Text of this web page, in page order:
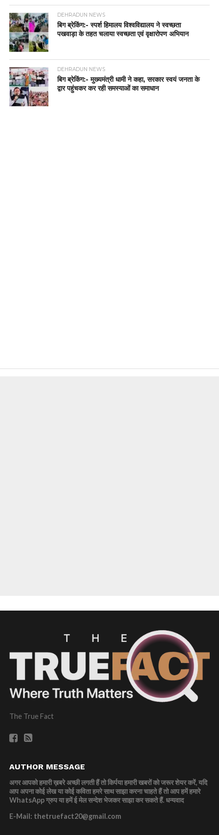
DEHRADUN NEWS
बिग ब्रेकिंग:- स्पर्श हिमालय विश्वविद्यालय ने स्वच्छता
पखवाड़ा के तहत चलाया स्वच्छता एवं वृक्षारोपण अभियान
DEHRADUN NEWS
बिग ब्रेकिंग:- मुख्यमंत्री धामी ने कहा, सरकार स्वयं जनता के
द्वार पहुंचकर कर रही समस्याओं का समाधान
The True Fact
AUTHOR MESSAGE
अगर आपको हमारी ख़बरे अच्छी लगती हैं तो किर्पया हमारी खबरों को जरूर शेयर करें, यदि
आप अपना कोई लेख या कोई कविता हमरे साथ साझा करना चाहते हैं तो आप हमें हमारे
WhatsApp ग्रुप या हमें ई मेल सन्देश भेजकर साझा कर सकते हैं.धन्यवाद
E-Mail: thetruefact20@gmail.com